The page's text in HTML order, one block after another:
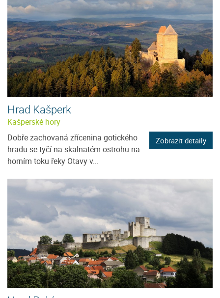
Hrad Kašperk
Kašperské hory
Dobře zachovaná zřícenina gotického
hradu se tyčí na skalnatém ostrohu na
horním toku řeky Otavy v...
Zobrazit detaily